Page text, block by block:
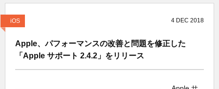
iOS 4 DEC 2018
Apple、パフォーマンスの改善と問題を修正した
「Apple サポート 2.4.2」をリリース